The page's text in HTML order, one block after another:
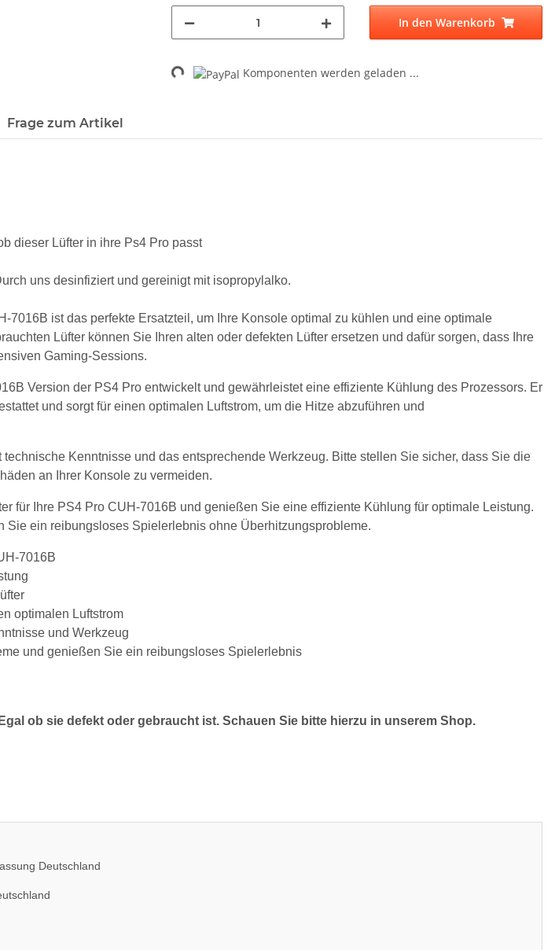
In den Warenkorb
Loading... Komponenten werden geladen ...
Frage zum Artikel
dieser Lüfter in ihre Ps4 Pro passt
uns desinfiziert und gereinigt mit isopropylalko.
7016B ist das perfekte Ersatzteil, um Ihre Konsole optimal zu kühlen und eine optimale
Lüfter können Sie Ihren alten oder defekten Lüfter ersetzen und dafür sorgen, dass Ihre
Gaming-Sessions.
Version der PS4 Pro entwickelt und gewährleistet eine effiziente Kühlung des Prozessors. Er
und sorgt für einen optimalen Luftstrom, um die Hitze abzuführen und
technische Kenntnisse und das entsprechende Werkzeug. Bitte stellen Sie sicher, dass Sie die
an Ihrer Konsole zu vermeiden.
für Ihre PS4 Pro CUH-7016B und genießen Sie eine effiziente Kühlung für optimale Leistung.
Sie ein reibungsloses Spielerlebnis ohne Überhitzungsprobleme.
7016B
optimalen Luftstrom
und Werkzeug
und genießen Sie ein reibungsloses Spielerlebnis
ob sie defekt oder gebraucht ist. Schauen Sie bitte hierzu in unserem Shop.
Deutschland